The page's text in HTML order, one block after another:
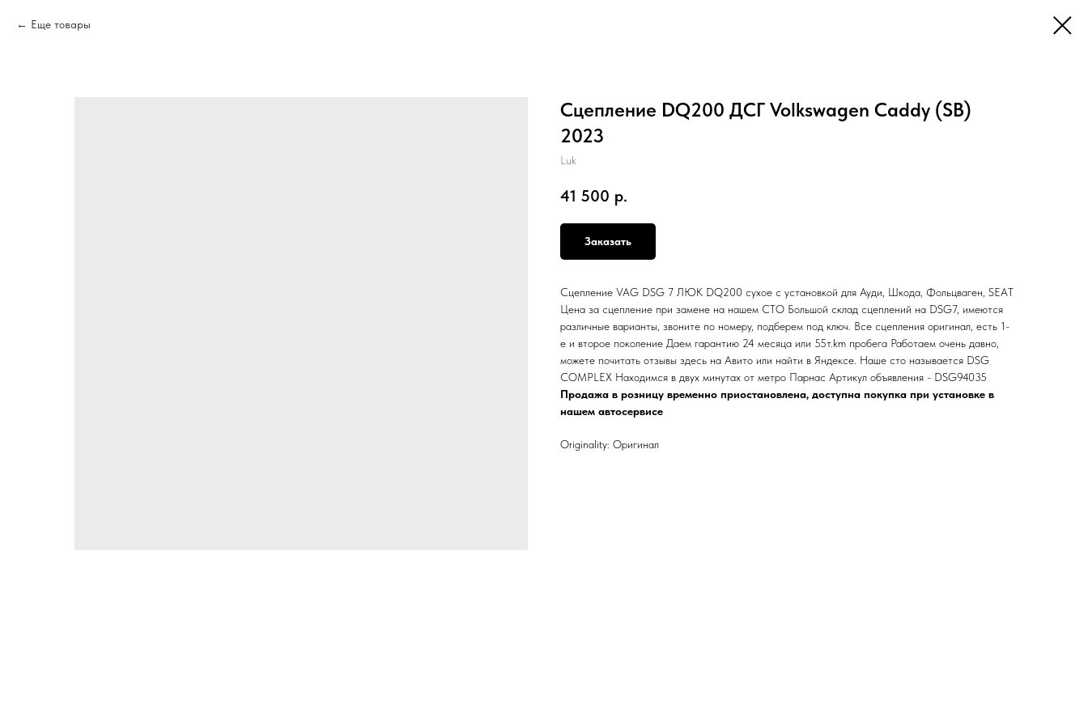
Еще товары
Сцепление DQ200 ДСГ Volkswagen Caddy (SB)
2023
Luk
41 500 р.
Заказать
Сцепление VAG DSG 7 ЛЮК DQ200 сухое с установкой для Ауди, Шкода, Фольцваген, SEAT
Цена за сцепление при замене на нашем СТО Большой склад сцеплений на DSG7, имеются
различные варианты, звоните по номеру, подберем под ключ. Все сцепления оригинал, есть 1-
е и второе поколение Даем гарантию 24 месяца или 55т.km пробега Работаем очень давно,
можете почитать отзывы здесь на Авито или найти в Яндексе. Наше сто называется DSG
COMPLEX Находимся в двух минутах от метро Парнас Артикул объявления - DSG94035
Продажа в розницу временно приостановлена, доступна покупка при установке в
нашем автосервисе
Originality: Оригинал